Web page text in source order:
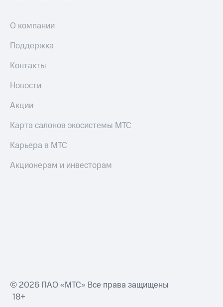
О компании
Поддержка
Контакты
Новости
Акции
Карта салонов экосистемы МТС
Карьера в МТС
Акционерам и инвесторам
© 2026 ПАО «МТС» Все права защищены
18+